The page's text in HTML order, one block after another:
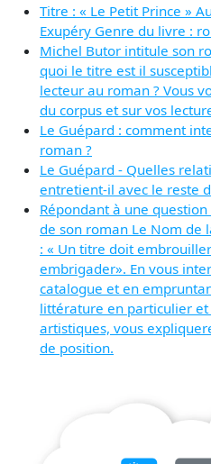
Titre : « Le Petit Prince »
Exupéry Genre du livre :
Michel Butor intitule son
quoi le titre est il
lecteur au roman ? Vous
du corpus et sur vos
Le Guépard : comment
roman ?
Le Guépard - Quelles
entretient-il avec le reste
Répondant à une
de son roman Le Nom de
: « Un titre doit
embrigader». En vous
catalogue et en
littérature en particulier
artistiques, vous
de position.